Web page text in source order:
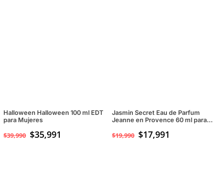
Halloween Halloween 100 ml EDT
para Mujeres
$39,990 $35,991
Jasmin Secret Eau de Parfum
Jeanne en Provence 60 ml para
$19,990 $17,991